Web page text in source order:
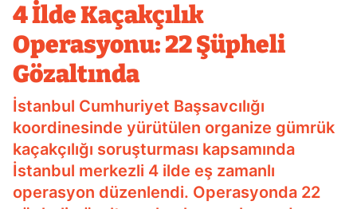
4 İlde Kaçakçılık
Operasyonu: 22 Şüpheli
Gözaltında
İstanbul Cumhuriyet Başsavcılığı
koordinesinde yürütülen organize gümrük
kaçakçılığı soruşturması kapsamında
İstanbul merkezli 4 ilde eş zamanlı
operasyon düzenlendi. Operasyonda 22